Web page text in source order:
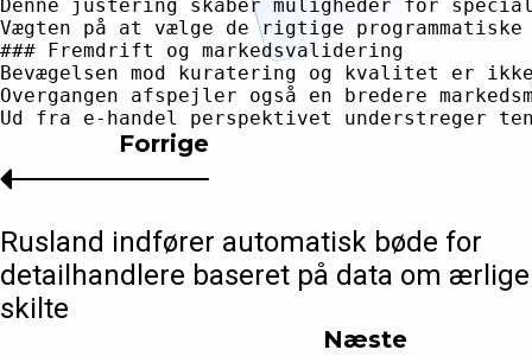
Næste
Forrige
Rusland indfører automatisk bøde for
detailhandlere baseret på data om ærlige
skilte